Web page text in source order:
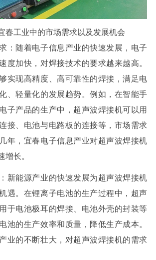
春工业中的市场需求以及发展机会
：随着电子信息产业的快速发展，电子
度加快，对焊接技术的要求越来越高。
实现高精度、高可靠性的焊接，满足电
、轻量化的发展趋势。例如，在智能手
子产品的生产中，超声波焊接机可以用
接、电池与电路板的连接等，市场需求
年，宜春电子信息产业对超声波焊接机
增长。
新能源产业的快速发展为超声波焊接机
遇。在锂离子电池的生产过程中，超声
于电池极耳的焊接、电池外壳的封装等
池的生产效率和质量，降低生产成本。
业的不断壮大，对超声波焊接机的需求